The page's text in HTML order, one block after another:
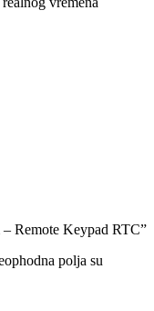
Remote Keypad RTC”
polja su